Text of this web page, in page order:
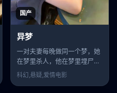
国产
异梦
一对夫妻每晚做同一个梦，她
在梦里杀人，他在梦里埋尸，
但醒来记忆全消。
科幻,悬疑,爱情电影